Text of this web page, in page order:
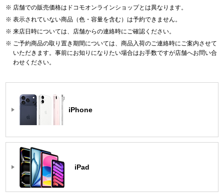
店舗での販売価格はドコモオンラインショップとは異なります。
表示されていない商品（色・容量を含む）は予約できません。
来店日時については、店舗からの連絡時にご確認ください。
ご予約商品の取り置き期間については、商品入荷のご連絡時にご案内させて
いただきます。事前にお知りになりたい場合はお手数ですが店舗へお問い合
わせください。
iPhone
iPad